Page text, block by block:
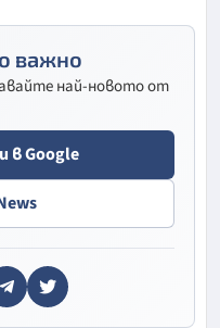
важно
най-новото от
в Google